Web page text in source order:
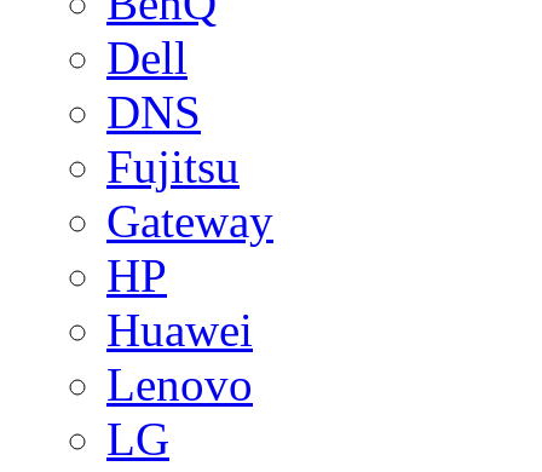
Dell
DNS
Fujitsu
Gateway
HP
Huawei
Lenovo
LG